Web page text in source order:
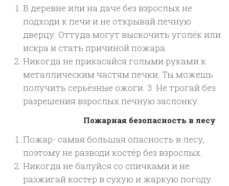
В деревне или на даче без взрослых не
подходи к печи и не открывай печную
дверцу. Оттуда могут выскочить уголёк или
искра и стать причиной пожара.
Никогда не прикасайся голыми руками к
металлическим частям печки. Ты можешь
получить серьёзные ожоги. 3. Не трогай без
разрешения взрослых печную заслонку.
Пожарная безопасность в лесу
Пожар- самая большая опасность в лесу,
поэтому не разводи костёр без взрослых.
Никогда не балуйся со спичками и не
разжигай костёр в сухую и жаркую погоду.